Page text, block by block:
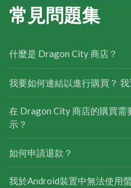
常見問題集
什麼是 Dragon City 商店？
我要如何連結以進行購買？ 我
在 Dragon City 商店的購買需
示？
如何申請退款？
我於Android裝置中無法使用